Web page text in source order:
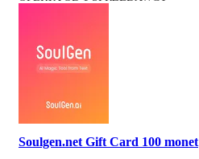
Soulgen.net Gift Card 100 monet